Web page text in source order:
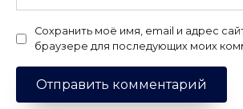
Сохранить моё имя, email и адрес
браузере для последующих моих